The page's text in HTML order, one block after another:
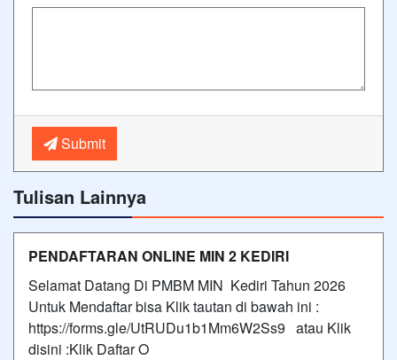
Submit
Tulisan Lainnya
PENDAFTARAN ONLINE MIN 2 KEDIRI
Selamat Datang Di PMBM MIN Kediri Tahun 2026
Untuk Mendaftar bisa Klik tautan di bawah ini :
https://forms.gle/UtRUDu1b1Mm6W2Ss9 atau Klik
disini :Klik Daftar O